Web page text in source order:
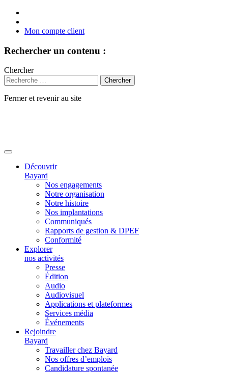
Mon compte client
Rechercher un contenu :
Chercher
Fermer et revenir au site
Découvrir
Bayard
Nos engagements
Notre organisation
Notre histoire
Nos implantations
Communiqués
Rapports de gestion & DPEF
Conformité
Explorer
nos activités
Presse
Édition
Audio
Audiovisuel
Applications et plateformes
Services média
Événements
Rejoindre
Bayard
Travailler chez Bayard
Nos offres d’emplois
Candidature spontanée